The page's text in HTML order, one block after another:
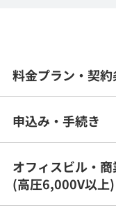
料金プラン・契
申込み・手続き
オフィスビル・
(高圧6,000V以上)